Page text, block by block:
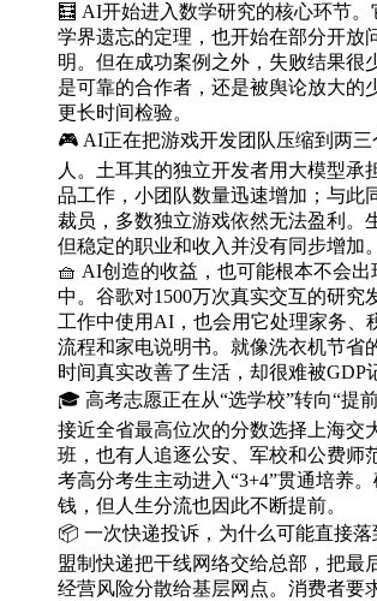
🧮 AI开始进入数学研究的核心环节
学界遗忘的定理，也开始在部分开放
明。但在成功案例之外，失败结果很
是可靠的合作者，还是被舆论放大的
更长时间检验。
🎮 AI正在把游戏开发团队压缩到两
人。土耳其的独立开发者用大模型承
品工作，小团队数量迅速增加；与此
裁员，多数独立游戏依然无法盈利。
但稳定的职业和收入并没有同步增加。
🧺 AI创造的收益，也可能根本不会
中。谷歌对1500万次真实交互的研究
工作中使用AI，也会用它处理家务、
流程和家电说明书。就像洗衣机节省
时间真实改善了生活，却很难被GDP
🎓 高考志愿正在从“选学校”转向“提
接近全省最高位次的分数选择上海交
班，也有人追逐公安、军校和公费师
考高分考生主动进入“3+4”贯通培养
钱，但人生分流也因此不断提前。
📦 一次快递投诉，为什么可能直接
盟制快递把干线网络交给总部，把最
经营风险分散给基层网点。消费者要